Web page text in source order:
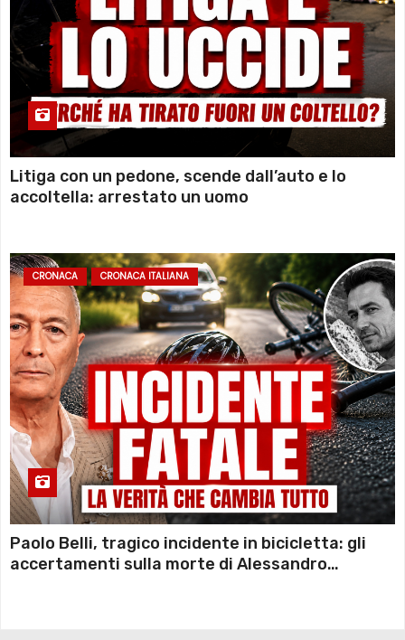
Litiga con un pedone, scende dall’auto e lo
accoltella: arrestato un uomo
CRONACA CRONACA ITALIANA
Paolo Belli, tragico incidente in bicicletta: gli
accertamenti sulla morte di Alessandro